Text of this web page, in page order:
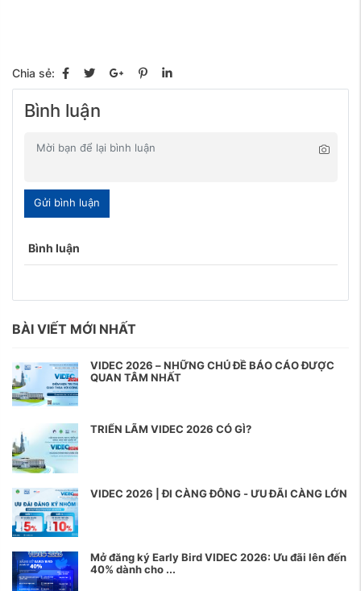
Chia sẻ:
Bình luận
Gửi bình luận
Bình luận
BÀI VIẾT MỚI NHẤT
VIDEC 2026 – NHỮNG CHỦ ĐỀ BÁO CÁO ĐƯỢC
QUAN TÂM NHẤT
TRIỂN LÃM VIDEC 2026 CÓ GÌ?
VIDEC 2026 | ĐI CÀNG ĐÔNG - ƯU ĐÃI CÀNG LỚN
Mở đăng ký Early Bird VIDEC 2026: Ưu đãi lên đến
40% dành cho ...